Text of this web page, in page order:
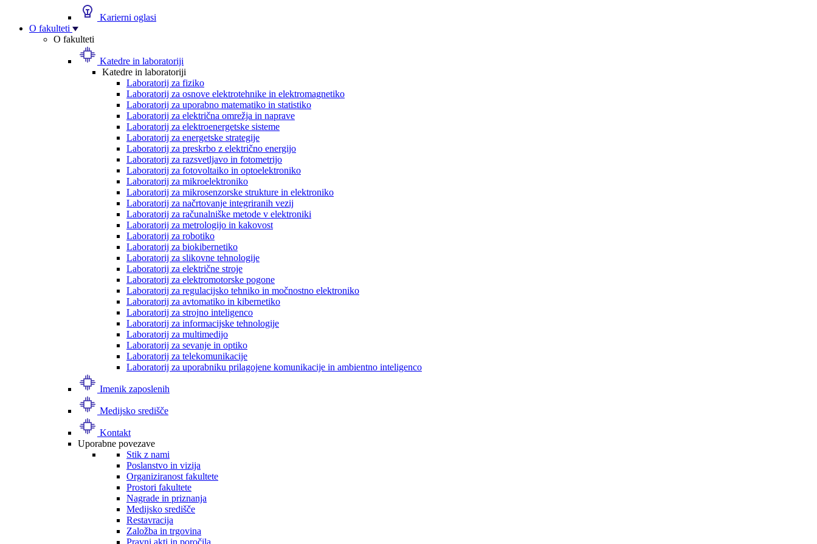
Karierni oglasi
O fakulteti
O fakulteti
Katedre in laboratoriji
Katedre in laboratoriji
Laboratorij za fiziko
Laboratorij za osnove elektrotehnike in elektromagnetiko
Laboratorij za uporabno matematiko in statistiko
Laboratorij za električna omrežja in naprave
Laboratorij za elektroenergetske sisteme
Laboratorij za energetske strategije
Laboratorij za preskrbo z električno energijo
Laboratorij za razsvetljavo in fotometrijo
Laboratorij za fotovoltaiko in optoelektroniko
Laboratorij za mikroelektroniko
Laboratorij za mikrosenzorske strukture in elektroniko
Laboratorij za načrtovanje integriranih vezij
Laboratorij za računalniške metode v elektroniki
Laboratorij za metrologijo in kakovost
Laboratorij za robotiko
Laboratorij za biokibernetiko
Laboratorij za slikovne tehnologije
Laboratorij za električne stroje
Laboratorij za elektromotorske pogone
Laboratorij za regulacijsko tehniko in močnostno elektroniko
Laboratorij za avtomatiko in kibernetiko
Laboratorij za strojno inteligenco
Laboratorij za informacijske tehnologije
Laboratorij za multimedijo
Laboratorij za sevanje in optiko
Laboratorij za telekomunikacije
Laboratorij za uporabniku prilagojene komunikacije in ambientno inteligenco
Imenik zaposlenih
Medijsko središče
Kontakt
Uporabne povezave
Stik z nami
Poslanstvo in vizija
Organiziranost fakultete
Prostori fakultete
Nagrade in priznanja
Medijsko središče
Restavracija
Založba in trgovina
Pravni akti in poročila